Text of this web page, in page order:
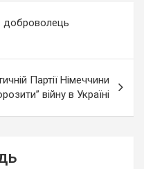
доброволець
Партії Німеччини
війну в Україні